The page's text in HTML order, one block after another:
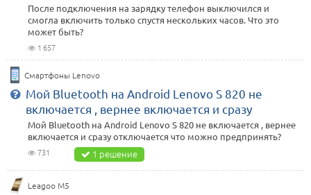
После подключения на зарядку телефон выключился и
смогла включить только спустя нескольких часов. Что это
может быть?
1 657
Смартфоны Lenovo
Мой Bluetooth на Android Lenovo S 820 не
включается , вернее включается и сразу
Мой Bluetooth на Android Lenovo S 820 не включается , вернее
включается и сразу отключается что можно предпринять?
731 1 решение
Leagoo M5